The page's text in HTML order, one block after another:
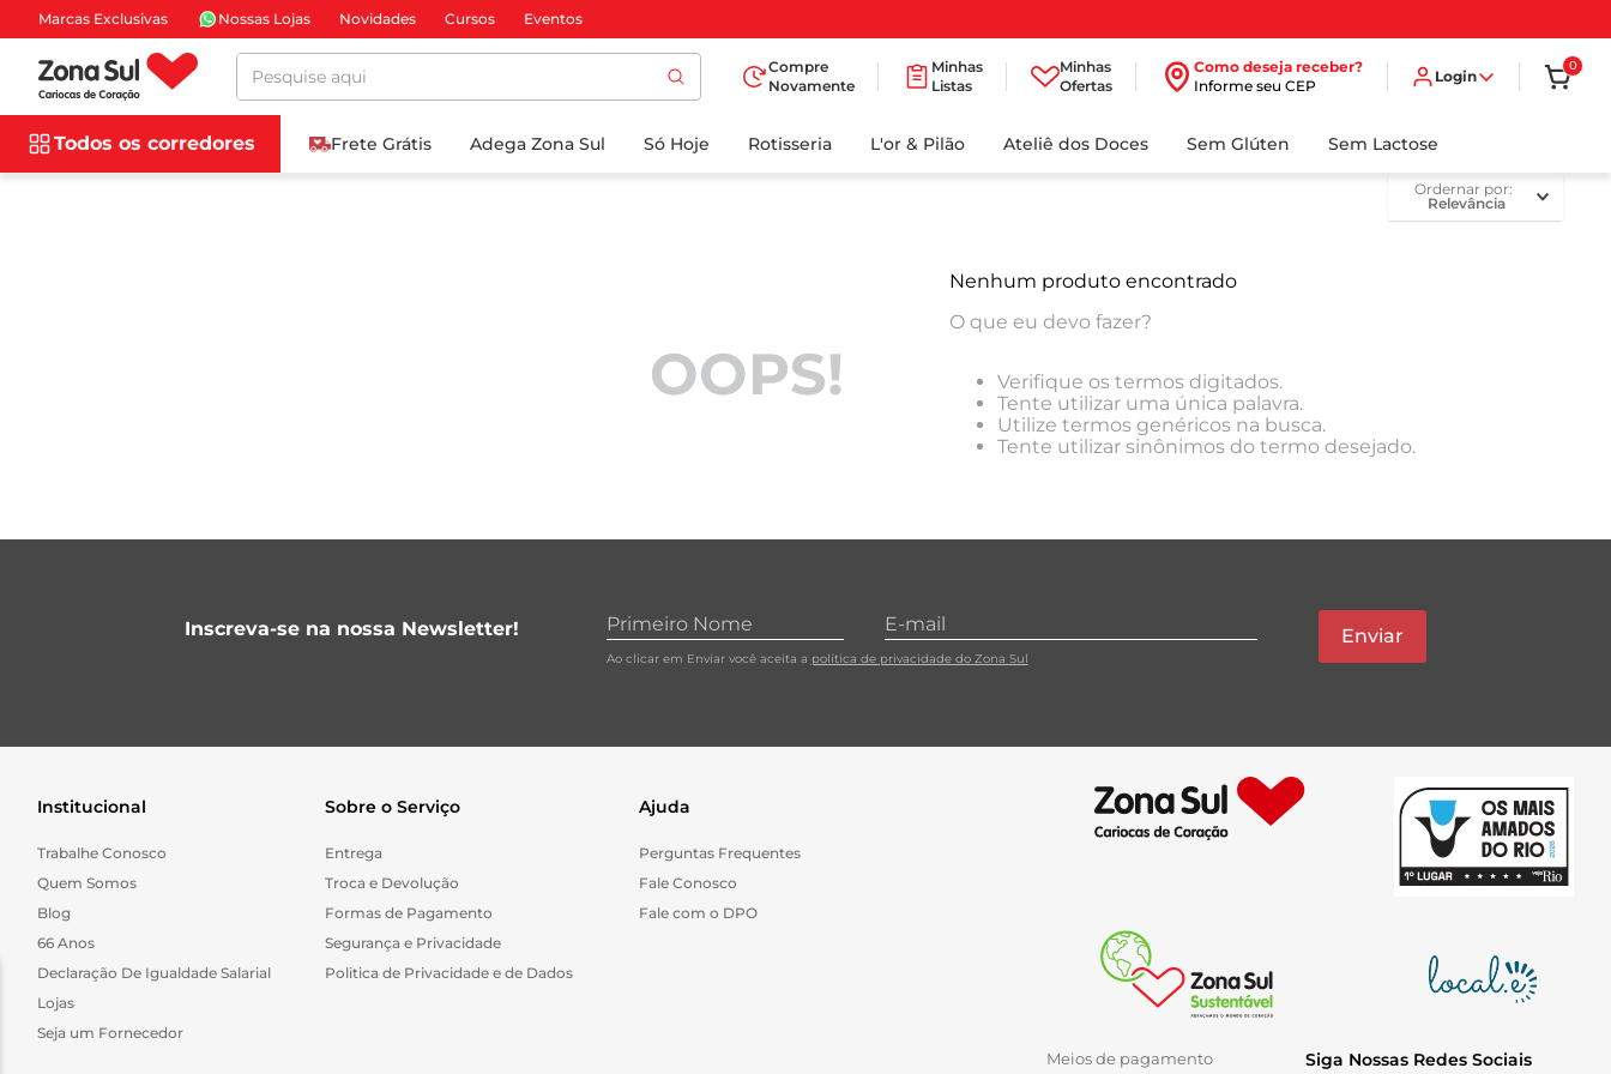
Marcas Exclusivas Nossas Lojas Novidades Cursos Eventos
Pesquise aqui
Compre
Novamente
Minhas
Listas
Minhas
Ofertas
Como deseja receber?
Informe seu CEP
Login
0
Todos os corredores Frete Grátis Adega Zona Sul Só Hoje Rotisseria L'or & Pilão Ateliê dos Doces Sem Glúten Sem Lactose
ordernar por
Relevância
OOPS!
Nenhum produto encontrado
O que eu devo fazer?
Verifique os termos digitados.
Tente utilizar uma única palavra.
Utilize termos genéricos na busca.
Tente utilizar sinônimos do termo desejado.
Inscreva-se na nossa Newsletter!
Ao clicar em Enviar você aceita a política de privacidade do Zona Sul
Enviar
Institucional
Trabalhe Conosco
Quem Somos
Blog
66 Anos
Declaração De Igualdade Salarial
Lojas
Seja um Fornecedor
Sobre o Serviço
Entrega
Troca e Devolução
Formas de Pagamento
Segurança e Privacidade
Politica de Privacidade e de Dados
Ajuda
Perguntas Frequentes
Fale Conosco
Fale com o DPO
Meios de pagamento Siga Nossas Redes Sociais
BUSCADOS
5
azeite
6º
biscoito